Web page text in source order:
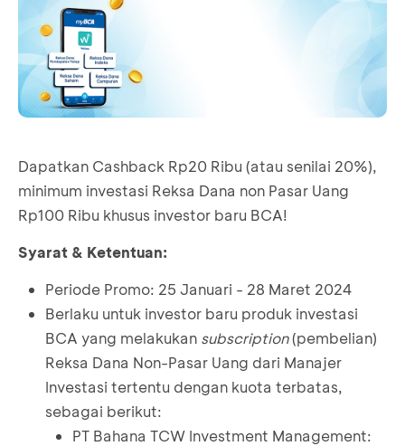
Dapatkan Cashback Rp20 Ribu (atau senilai 20%),
minimum investasi Reksa Dana non Pasar Uang
Rp100 Ribu khusus investor baru BCA!
Syarat & Ketentuan:
Periode Promo: 25 Januari - 28 Maret 2024
Berlaku untuk investor baru produk investasi
BCA yang melakukan subscription(pembelian)
Reksa Dana Non-Pasar Uang dari Manajer
Investasi tertentu dengan kuota terbatas,
sebagai berikut:
PT Bahana TCW Investment Management: